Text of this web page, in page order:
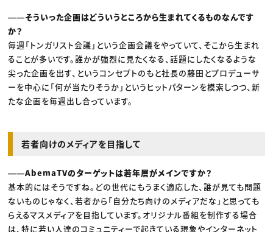
――そういった企画はどういうところから生まれてくるものなんです
か？
毎週「トンガリスト会議」という企画会議をやっていて、そこから生まれ
ることが多いです。誰かが強烈に見たくなる、話題にしたくなるような
尖った企画を出す、というコンセプトのもと社長の藤田とプロデューサ
ーを中心に「何が当たりそうか」というヒットパターンを模索しつつ、新
たな企画を毎週出し合っています。
若者向けのメディアを目指して
――AbemaTVのターゲットは若年層がメインですか？
基本的にはそうですね。どの世代にもうまく適応した、誰が見ても問題
ないものじゃなく、若者から「自分たち向けのメディアだな」と思っても
らえるマスメディアを目指しています。オリジナル番組を制作する場合
は、特に若い人達のコミュニティーで起きている現象やインターネット